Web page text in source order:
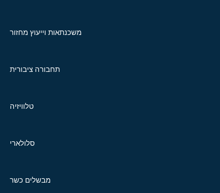
משכנתאות וייעוץ מחזור
תחבורה ציבורית
טלוויזיה
סלולארי
מבשלים כשר